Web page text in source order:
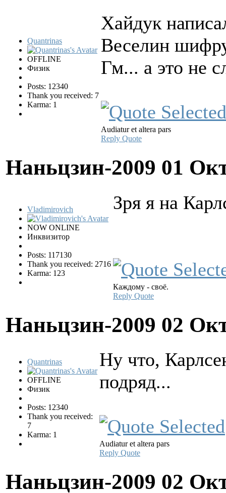
Quantrinas
OFFLINE
Физик
Posts: 12340
Thank you received: 7
Karma: 1
Хайдук
Веселин
Гм... а это не
Audiatur et altera pars
Reply Quote
Наньцзин-2009 01
Vladimirovich
NOW ONLINE
Инквизитор
Posts: 117130
Thank you received: 2716
Karma: 123
Зря я на
Каждому - своё.
Reply Quote
Наньцзин-2009 02
Quantrinas
OFFLINE
Физик
Posts: 12340
Thank you received:
7
Karma: 1
Ну что,
подряд...
Audiatur et altera pars
Reply Quote
Наньцзин-2009 02